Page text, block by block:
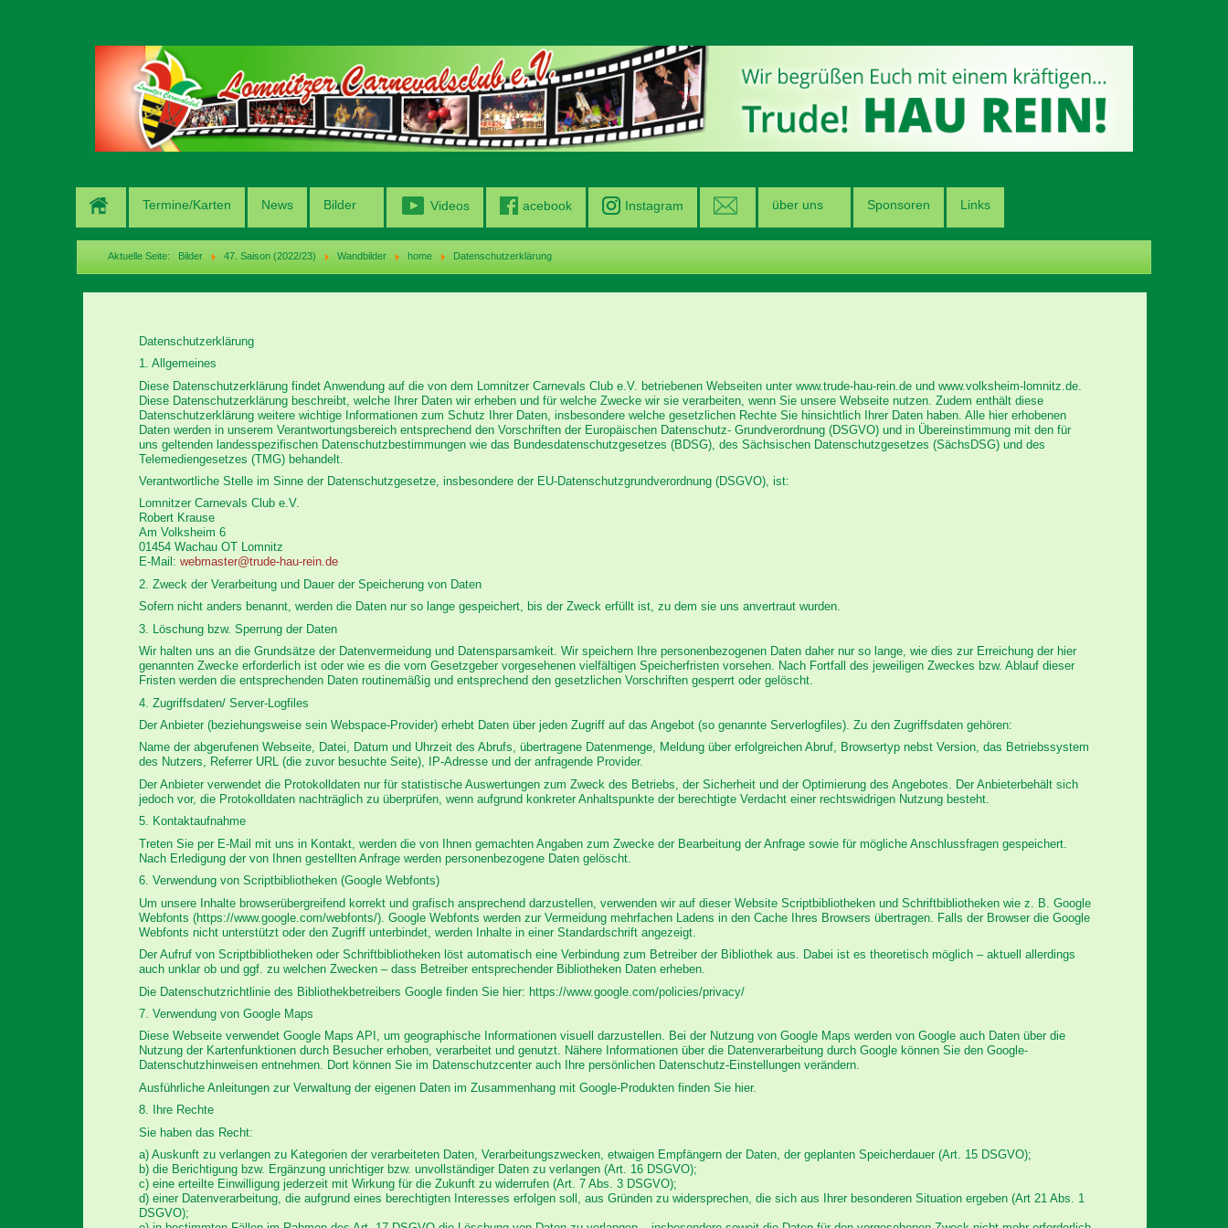
Termine/Karten News Bilder Videos acebook Instagram über uns Sponsoren Links
Aktuelle Seite: Bilder 47. Saison (2022/23) Wandbilder home Datenschutzerklärung
Datenschutzerklärung
1. Allgemeines
Diese Datenschutzerklärung findet Anwendung auf die von dem Lomnitzer Carnevals Club e.V. betriebenen Webseiten unter www.trude-hau-rein.de und www.volksheim-lomnitz.de.
Diese Datenschutzerklärung beschreibt, welche Ihrer Daten wir erheben und für welche Zwecke wir sie verarbeiten, wenn Sie unsere Webseite nutzen. Zudem enthält diese
Datenschutzerklärung weitere wichtige Informationen zum Schutz Ihrer Daten, insbesondere welche gesetzlichen Rechte Sie hinsichtlich Ihrer Daten haben. Alle hier erhobenen
Daten werden in unserem Verantwortungsbereich entsprechend den Vorschriften der Europäischen Datenschutz- Grundverordnung (DSGVO) und in Übereinstimmung mit den für
uns geltenden landesspezifischen Datenschutzbestimmungen wie das Bundesdatenschutzgesetzes (BDSG), des Sächsischen Datenschutzgesetzes (SächsDSG) und des
Telemediengesetzes (TMG) behandelt.
Verantwortliche Stelle im Sinne der Datenschutzgesetze, insbesondere der EU-Datenschutzgrundverordnung (DSGVO), ist:
Lomnitzer Carnevals Club e.V.
Robert Krause
Am Volksheim 6
01454 Wachau OT Lomnitz
E-Mail: webmaster@trude-hau-rein.de
2. Zweck der Verarbeitung und Dauer der Speicherung von Daten
Sofern nicht anders benannt, werden die Daten nur so lange gespeichert, bis der Zweck erfüllt ist, zu dem sie uns anvertraut wurden.
3. Löschung bzw. Sperrung der Daten
Wir halten uns an die Grundsätze der Datenvermeidung und Datensparsamkeit. Wir speichern Ihre personenbezogenen Daten daher nur so lange, wie dies zur Erreichung der hier
genannten Zwecke erforderlich ist oder wie es die vom Gesetzgeber vorgesehenen vielfältigen Speicherfristen vorsehen. Nach Fortfall des jeweiligen Zweckes bzw. Ablauf dieser
Fristen werden die entsprechenden Daten routinemäßig und entsprechend den gesetzlichen Vorschriften gesperrt oder gelöscht.
4. Zugriffsdaten/ Server-Logfiles
Der Anbieter (beziehungsweise sein Webspace-Provider) erhebt Daten über jeden Zugriff auf das Angebot (so genannte Serverlogfiles). Zu den Zugriffsdaten gehören:
Name der abgerufenen Webseite, Datei, Datum und Uhrzeit des Abrufs, übertragene Datenmenge, Meldung über erfolgreichen Abruf, Browsertyp nebst Version, das Betriebssystem
des Nutzers, Referrer URL (die zuvor besuchte Seite), IP-Adresse und der anfragende Provider.
Der Anbieter verwendet die Protokolldaten nur für statistische Auswertungen zum Zweck des Betriebs, der Sicherheit und der Optimierung des Angebotes. Der Anbieterbehält sich
jedoch vor, die Protokolldaten nachträglich zu überprüfen, wenn aufgrund konkreter Anhaltspunkte der berechtigte Verdacht einer rechtswidrigen Nutzung besteht.
5. Kontaktaufnahme
Treten Sie per E-Mail mit uns in Kontakt, werden die von Ihnen gemachten Angaben zum Zwecke der Bearbeitung der Anfrage sowie für mögliche Anschlussfragen gespeichert.
Nach Erledigung der von Ihnen gestellten Anfrage werden personenbezogene Daten gelöscht.
6. Verwendung von Scriptbibliotheken (Google Webfonts)
Um unsere Inhalte browserübergreifend korrekt und grafisch ansprechend darzustellen, verwenden wir auf dieser Website Scriptbibliotheken und Schriftbibliotheken wie z. B. Google
Webfonts (https://www.google.com/webfonts/). Google Webfonts werden zur Vermeidung mehrfachen Ladens in den Cache Ihres Browsers übertragen. Falls der Browser die Google
Webfonts nicht unterstützt oder den Zugriff unterbindet, werden Inhalte in einer Standardschrift angezeigt.
Der Aufruf von Scriptbibliotheken oder Schriftbibliotheken löst automatisch eine Verbindung zum Betreiber der Bibliothek aus. Dabei ist es theoretisch möglich – aktuell allerdings
auch unklar ob und ggf. zu welchen Zwecken – dass Betreiber entsprechender Bibliotheken Daten erheben.
Die Datenschutzrichtlinie des Bibliothekbetreibers Google finden Sie hier: https://www.google.com/policies/privacy/
7. Verwendung von Google Maps
Diese Webseite verwendet Google Maps API, um geographische Informationen visuell darzustellen. Bei der Nutzung von Google Maps werden von Google auch Daten über die
Nutzung der Kartenfunktionen durch Besucher erhoben, verarbeitet und genutzt. Nähere Informationen über die Datenverarbeitung durch Google können Sie den Google-
Datenschutzhinweisen entnehmen. Dort können Sie im Datenschutzcenter auch Ihre persönlichen Datenschutz-Einstellungen verändern.
Ausführliche Anleitungen zur Verwaltung der eigenen Daten im Zusammenhang mit Google-Produkten finden Sie hier.
8. Ihre Rechte
Sie haben das Recht:
a) Auskunft zu verlangen zu Kategorien der verarbeiteten Daten, Verarbeitungszwecken, etwaigen Empfängern der Daten, der geplanten Speicherdauer (Art. 15 DSGVO);
b) die Berichtigung bzw. Ergänzung unrichtiger bzw. unvollständiger Daten zu verlangen (Art. 16 DSGVO);
c) eine erteilte Einwilligung jederzeit mit Wirkung für die Zukunft zu widerrufen (Art. 7 Abs. 3 DSGVO);
d) einer Datenverarbeitung, die aufgrund eines berechtigten Interesses erfolgen soll, aus Gründen zu widersprechen, die sich aus Ihrer besonderen Situation ergeben (Art 21 Abs. 1
DSGVO);